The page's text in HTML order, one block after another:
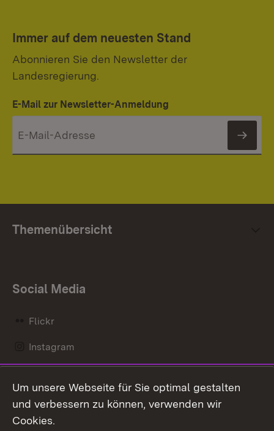
Immer auf dem neuesten Stand
Abonnieren Sie den Newsletter der
Landesregierung.
E-Mail zur Newsletter-Anmeldung
Themenübersicht
Social Media
Flickr
Instagram
Mastodon
Messenger
Um unsere Webseite für Sie optimal gestalten
und verbessern zu können, verwenden wir
Cookies.